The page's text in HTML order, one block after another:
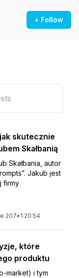
+ Follow
skutecznie
Skałbanią
Skałbania, autor
Jakub jest
firmy
207• 1:20:54
które
produktu
market) i tym